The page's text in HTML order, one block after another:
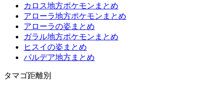
カロス地方ポケモンまとめ
アローラ地方ポケモンまとめ
アローラの姿まとめ
ガラル地方ポケモンまとめ
ヒスイの姿まとめ
パルデア地方まとめ
タマゴ距離別